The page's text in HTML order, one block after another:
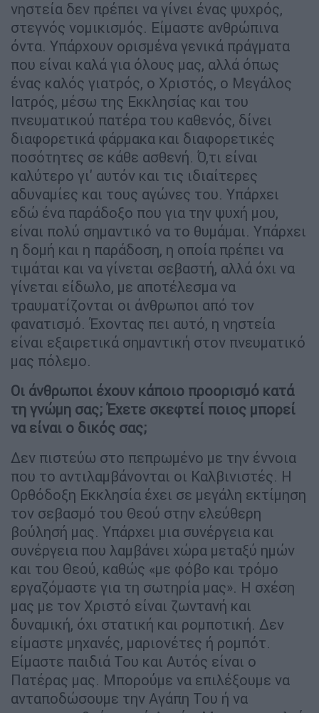
νηστεία δεν πρέπει να γίνει ένας ψυχρός,
στεγνός νομικισμός. Είμαστε ανθρώπινα
όντα. Υπάρχουν ορισμένα γενικά πράγματα
που είναι καλά για όλους μας, αλλά όπως
ένας καλός γιατρός, ο Χριστός, ο Μεγάλος
Ιατρός, μέσω της Εκκλησίας και του
πνευματικού πατέρα του καθενός, δίνει
διαφορετικά φάρμακα και διαφορετικές
ποσότητες σε κάθε ασθενή. Ό,τι είναι
καλύτερο γι' αυτόν και τις ιδιαίτερες
αδυναμίες και τους αγώνες του. Υπάρχει
εδώ ένα παράδοξο που για την ψυχή μου,
είναι πολύ σημαντικό να το θυμάμαι. Υπάρχει
η δομή και η παράδοση, η οποία πρέπει να
τιμάται και να γίνεται σεβαστή, αλλά όχι να
γίνεται είδωλο, με αποτέλεσμα να
τραυματίζονται οι άνθρωποι από τον
φανατισμό. Έχοντας πει αυτό, η νηστεία
είναι εξαιρετικά σημαντική στον πνευματικό
μας πόλεμο.
Οι άνθρωποι έχουν κάποιο προορισμό κατά
τη γνώμη σας; Έχετε σκεφτεί ποιος μπορεί
να είναι ο δικός σας;
Δεν πιστεύω στο πεπρωμένο με την έννοια
που το αντιλαμβάνονται οι Καλβινιστές. Η
Ορθόδοξη Εκκλησία έχει σε μεγάλη εκτίμηση
τον σεβασμό του Θεού στην ελεύθερη
βούλησή μας. Υπάρχει μια συνέργεια και
συνέργεια που λαμβάνει χώρα μεταξύ ημών
και του Θεού, καθώς «με φόβο και τρόμο
εργαζόμαστε για τη σωτηρία μας». Η σχέση
μας με τον Χριστό είναι ζωντανή και
δυναμική, όχι στατική και ρομποτική. Δεν
είμαστε μηχανές, μαριονέτες ή ρομπότ.
Είμαστε παιδιά Του και Αυτός είναι ο
Πατέρας μας. Μπορούμε να επιλέξουμε να
ανταποδώσουμε την Αγάπη Του ή να